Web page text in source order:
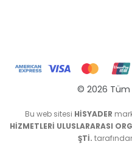
© 2026 Tüm
Bu web sitesi HİSYADER
HİZMETLERİ ULUSLARARASI
ŞTİ.